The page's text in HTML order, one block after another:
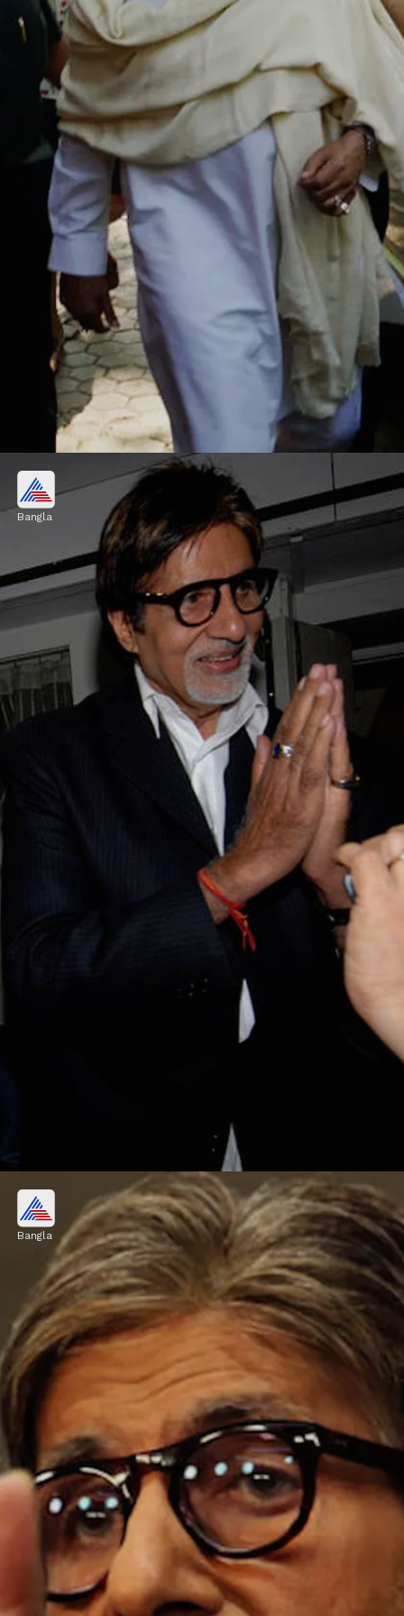
আদৌও কি সুস্থ সিনিয়র বচ্চন
ক্রমশ সুস্থ হচ্ছেন অমিতাভ বচ্চন, তবে সেরে ওঠার
প্রক্রিয়া ধীরগতিতে এগোচ্ছে। তার বয়সে রয়েছে
স্বাস্থ্যঝুঁকিও।
Image credits: Getty
Bangla
কবে ফের শুটিং শুরু
প্রতিদিনের শুটিংয়ের ক্ষেত্রে, অমিতাভ বচ্চন বলেছেন
আবার শুটিং শুরু করতে দীর্ঘ সময় লাগবে এবং খুব
দ্রুত হয়ত তিনি সেটে ফিরতে পারবেন না।
Image credits: Getty
Bangla